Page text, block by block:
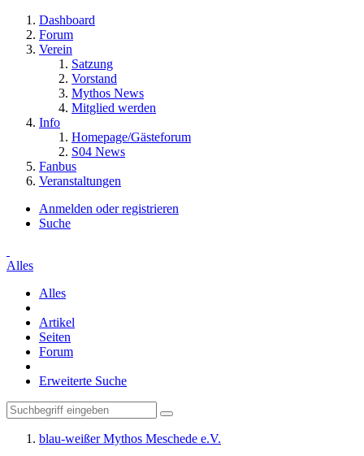
Dashboard
Forum
Verein
Satzung
Vorstand
Mythos News
Mitglied werden
Info
Homepage/Gästeforum
S04 News
Fanbus
Veranstaltungen
Anmelden oder registrieren
Suche
Alles
Alles
Artikel
Seiten
Forum
Erweiterte Suche
blau-weißer Mythos Meschede e.V.